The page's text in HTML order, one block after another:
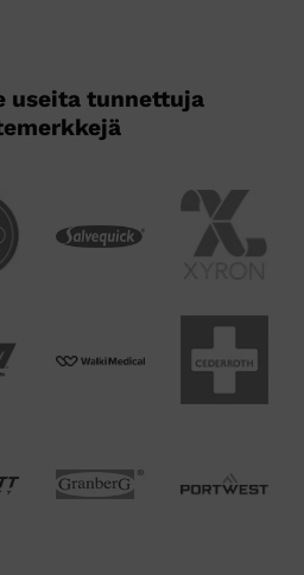
useita tunnettuja